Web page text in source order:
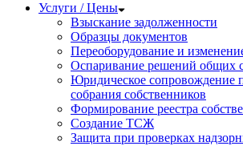
Услуги / Цены
Взыскание задолженности
Образцы документов
Переоборудование и
Оспаривание решений общих
Юридическое сопровождение
собрания собственников
Формирование реестра
Создание ТСЖ
Защита при проверках